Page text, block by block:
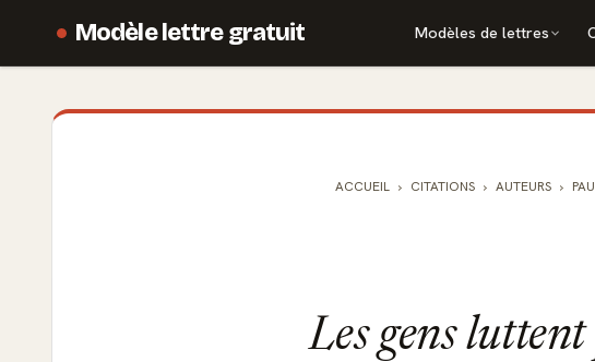
Modèle lettre gratuit Modèles de lettres
ACCUEIL CITATIONS AUTEURS
Les gens